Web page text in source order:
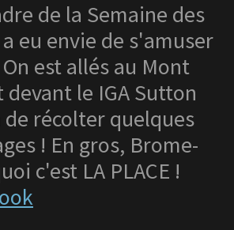
de la Semaine des
eu envie de s'amuser
est allés au Mont
le IGA Sutton
récolter quelques
! En gros, Brome-
c'est LA PLACE !